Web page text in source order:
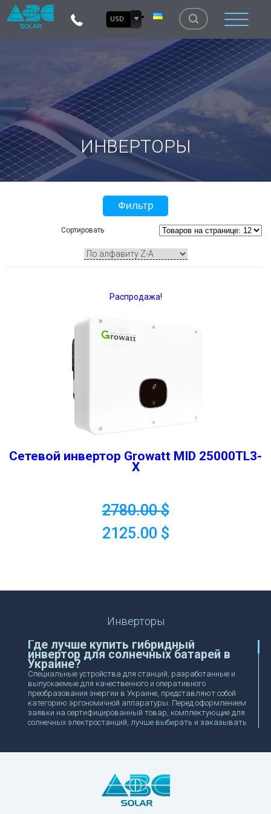
USD
ИНВЕРТОРЫ
Фильтр
Сортировать
Распродажа!
Сетевой инвертор Growatt MID 25000TL3-
X
2780.00$
2125.00 $
Инверторы
Где лучше купить гибридный
инвертор для солнечных батарей в
Украине?
Специальные устройства для станций, разработанные и
выпускаемые для качественного и оперативного
преобразования энергии в Украине, представляют собой
категорию эргономичной аппаратуры. Перед оформлением
заявки на сертифицированный товар, комплектующие для
солнечных электростанций, лучше выбирать и заказывать
инвертор с ориентиром на предложенный ассортимент
Как правильно выбрать
универсальный инвертор: купить
гибридную модель для комплектации
солнечных панелей и батарей?